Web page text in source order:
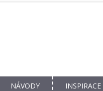
NÁVODY INSPIRACE